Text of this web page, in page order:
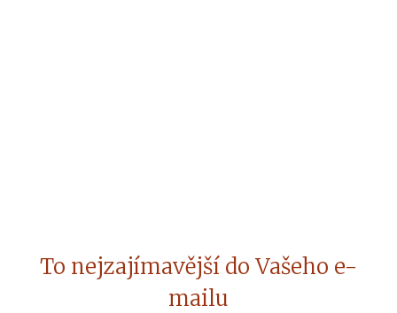
To nejzajímavější do Vašeho e-
mailu